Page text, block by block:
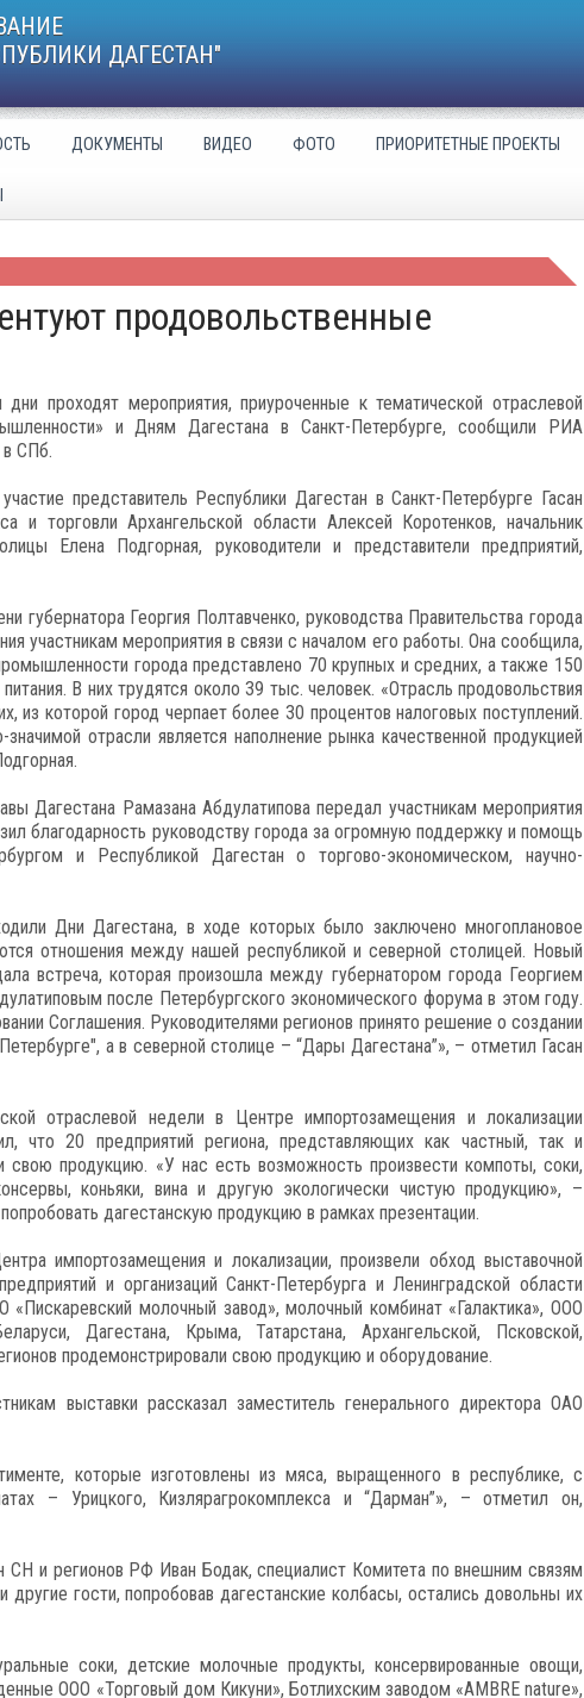
ДАГЕСТАН"
ДОКУМЕНТЫ ВИДЕО ФОТО ПРИОРИТЕТНЫЕ ПРОЕКТЫ
продовольственные
проходят мероприятия, приуроченные к тематической отраслевой
и Дням Дагестана в Санкт-Петербурге, сообщили РИА
в СПб.
представитель Республики Дагестан в Санкт-Петербурге Гасан
и торговли Архангельской области Алексей Коротенков, начальник
Елена Подгорная, руководители и представители предприятий,
губернатора Георгия Полтавченко, руководства Правительства города
участникам мероприятия в связи с началом его работы. Она сообщила,
города представлено 70 крупных и средних, а также 150
В них трудятся около 39 тыс. человек. «Отрасль продовольствия
которой город черпает более 30 процентов налоговых поступлений.
отрасли является наполнение рынка качественной продукцией
Дагестана Рамазана Абдулатипова передал участникам мероприятия
благодарность руководству города за огромную поддержку и помощь
и Республикой Дагестан о торгово-экономическом, научно-
Дни Дагестана, в ходе которых было заключено многоплановое
отношения между нашей республикой и северной столицей. Новый
встреча, которая произошла между губернатором города Георгием
после Петербургского экономического форума в этом году.
Соглашения. Руководителями регионов принято решение о создании
а в северной столице – “Дары Дагестана”», – отметил Гасан
отраслевой недели в Центре импортозамещения и локализации
что 20 предприятий региона, представляющих как частный, так и
свою продукцию. «У нас есть возможность произвести компоты, соки,
коньяки, вина и другую экологически чистую продукцию», –
дагестанскую продукцию в рамках презентации.
импортозамещения и локализации, произвели обход выставочной
и организаций Санкт-Петербурга и Ленинградской области
«Пискаревский молочный завод», молочный комбинат «Галактика», ООО
Дагестана, Крыма, Татарстана, Архангельской, Псковской,
продемонстрировали свою продукцию и оборудование.
выставки рассказал заместитель генерального директора ОАО
которые изготовлены из мяса, выращенного в республике, с
– Урицкого, Кизлярагрокомплекса и “Дарман”», – отметил он,
СН и регионов РФ Иван Бодак, специалист Комитета по внешним связям
гости, попробовав дагестанские колбасы, остались довольны их
соки, детские молочные продукты, консервированные овощи,
ООО «Торговый дом Кикуни», Ботлихским заводом «AMBRE nature»,